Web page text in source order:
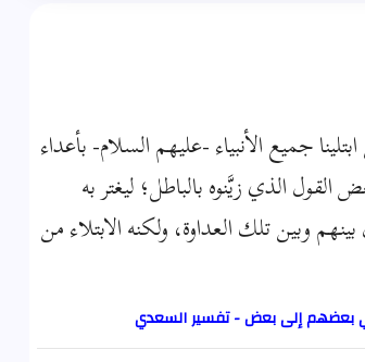
جميع الأنبياء -عليهم السلام- بأعداء
الذي زيَّنوه بالباطل؛ ليغتر به
وبين تلك العداوة، ولكنه الابتلاء من
بعضهم إلى بعض - تفسير السعدي